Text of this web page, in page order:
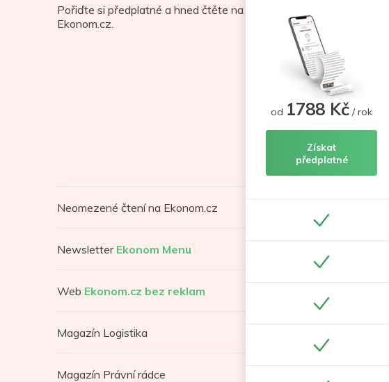
Pořiďte si předplatné a hned čtěte na
Ekonom.cz.
Neomezené čtení na Ekonom.cz
Newsletter Ekonom Menu
Web Ekonom.cz bez reklam
Magazín Logistika
Magazín Právní rádce
od 1788 Kč / rok
Získat
předplatné